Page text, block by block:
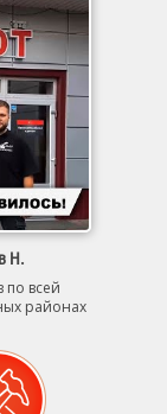
Н.
по всей
районах